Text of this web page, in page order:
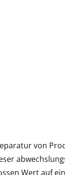
von
Wert auf